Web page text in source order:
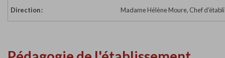
Direction : Madame Hélène Moure, Chef